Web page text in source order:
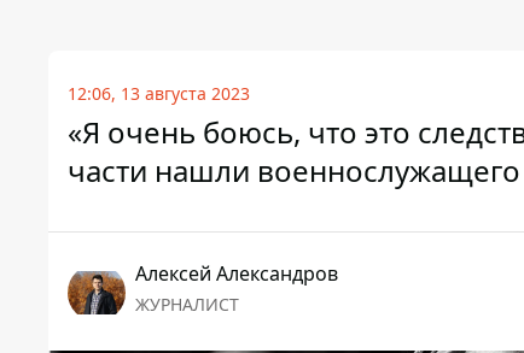
12:06, 13 августа 2023
«Я очень боюсь, что это
части нашли
Алексей Александров
ЖУРНАЛИСТ